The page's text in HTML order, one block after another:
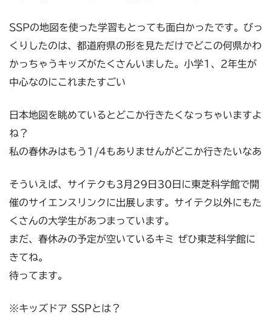
SSPの地図を使った学習もとっても面白かったです。びっ
くりしたのは、都道府県の形を見ただけでどこの何県かわ
かっちゃうキッズがたくさんいました。小学1、2年生が
中心なのにこれまたすごい
日本地図を眺めているとどこか行きたくなっちゃいますよ
ね？
私の春休みはもう1/4もありませんがどこか行きたいなあ
そういえば、サイテクも3月29日30日に東芝科学館で開
催のサイエンスリンクに出展します。サイテク以外にもた
くさんの大学生があつまっています。
まだ、春休みの予定が空いているキミ ぜひ東芝科学館に
きてね。
待ってます。
※キッズドア SSPとは？